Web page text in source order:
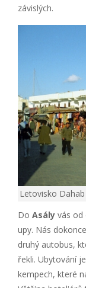
závislých.
Letovisko
Do Asály vás od
upy. Nás
druhý autobus,
řekli. Ubytování
kempech, které